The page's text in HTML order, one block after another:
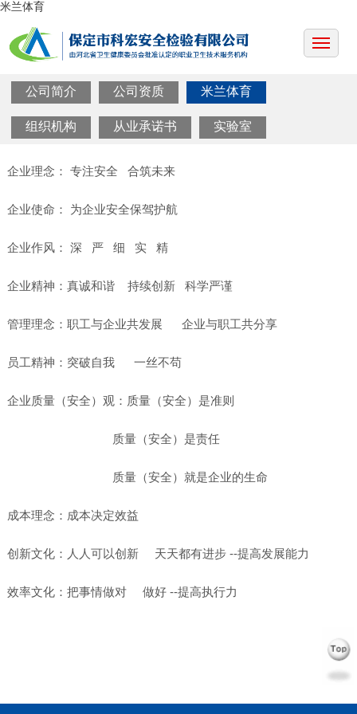
米兰体育
公司简介 公司资质 米兰体育
组织机构 从业承诺书 实验室
企业理念： 专注安全 合筑未来
企业使命： 为企业安全保驾护航
企业作风： 深 严 细 实 精
企业精神：真诚和谐 持续创新 科学严谨
管理理念：职工与企业共发展 企业与职工共分享
员工精神：突破自我 一丝不苟
企业质量（安全）观：质量（安全）是准则
质量（安全）是责任
质量（安全）就是企业的生命
成本理念：成本决定效益
创新文化：人人可以创新 天天都有进步 --提高发展能力
效率文化：把事情做对 做好 --提高执行力